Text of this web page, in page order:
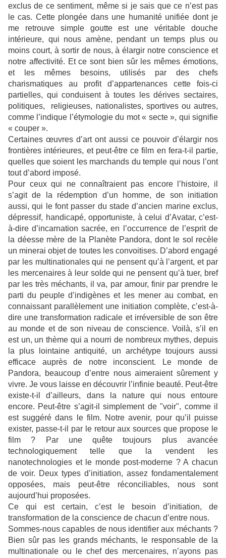
exclus de ce sentiment, même si je sais que ce n’est pas
le cas. Cette plongée dans une humanité unifiée dont je
me retrouve simple goutte est une véritable douche
intérieure, qui nous amène, pendant un temps plus ou
moins court, à sortir de nous, à élargir notre conscience et
notre affectivité. Et ce sont bien sûr les mêmes émotions,
et les mêmes besoins, utilisés par des chefs
charismatiques au profit d’appartenances cette fois-ci
partielles, qui conduisent à toutes les dérives sectaires,
politiques,
religieuses, nationalistes, sportives ou autres,
comme l’indique l’étymologie du mot « secte », qui signifie
« couper ».
Certaines œuvres d’art ont aussi ce pouvoir d’élargir nos
frontières intérieures, et peut-être ce film en fera-t-il partie,
quelles que soient les marchands du temple qui nous l’ont
tout d’abord imposé.
Pour ceux qui ne connaîtraient pas encore l’histoire, il
s’agit de la rédemption d’un homme, de son initiation
aussi, qui le font passer du stade d’ancien marine exclus,
dépressif, handicapé, opportuniste, à celui d’Avatar, c’est-
à-dire d’incarnation sacrée, en l’occurrence de l’esprit de
la déesse mère de la Planète Pandora, dont le sol recèle
un minerai objet de toutes les convoitises. D’abord engagé
par les multinationales qui ne pensent qu’à l’argent, et par
les mercenaires à leur solde qui ne pensent qu’à tuer, bref
par les très méchants, il va, par amour, finir par prendre le
parti du peuple d’indigènes et les mener au combat, en
connaissant parallèlement une initiation complète, c’est-à-
dire une transformation radicale et irréversible de son être
au monde et de son niveau de conscience. Voilà, s’il en
est un, un thème qui a nourri de nombreux mythes, depuis
la plus lointaine antiquité, un archétype toujours aussi
efficace auprès de notre inconscient. Le monde de
Pandora, beaucoup d’entre nous aimeraient sûrement y
vivre. Je vous laisse en découvrir l’infinie beauté. Peut-être
existe-t-il d’ailleurs, dans la nature qui nous entoure
encore. Peut-être s’agit-il simplement de "voir", comme il
est suggéré dans le film. Notre avenir, pour qu’il puisse
exister, passe-t-il par le retour aux sources que propose le
film ? Par une quête toujours plus avancée
technologiquement telle que la vendent les
nanotechnologies et le monde post-moderne ? A chacun
de voir. Deux types d’initiation, assez fondamentalement
opposées, mais peut-être réconciliables, nous sont
aujourd’hui proposées.
Ce qui est certain, c’est le besoin d’initiation, de
transformation de la conscience de chacun d’entre nous.
Sommes-nous capables de nous identifier aux méchants ?
Bien sûr pas les grands méchants, le responsable de la
multinationale ou le chef des mercenaires, n’ayons pas